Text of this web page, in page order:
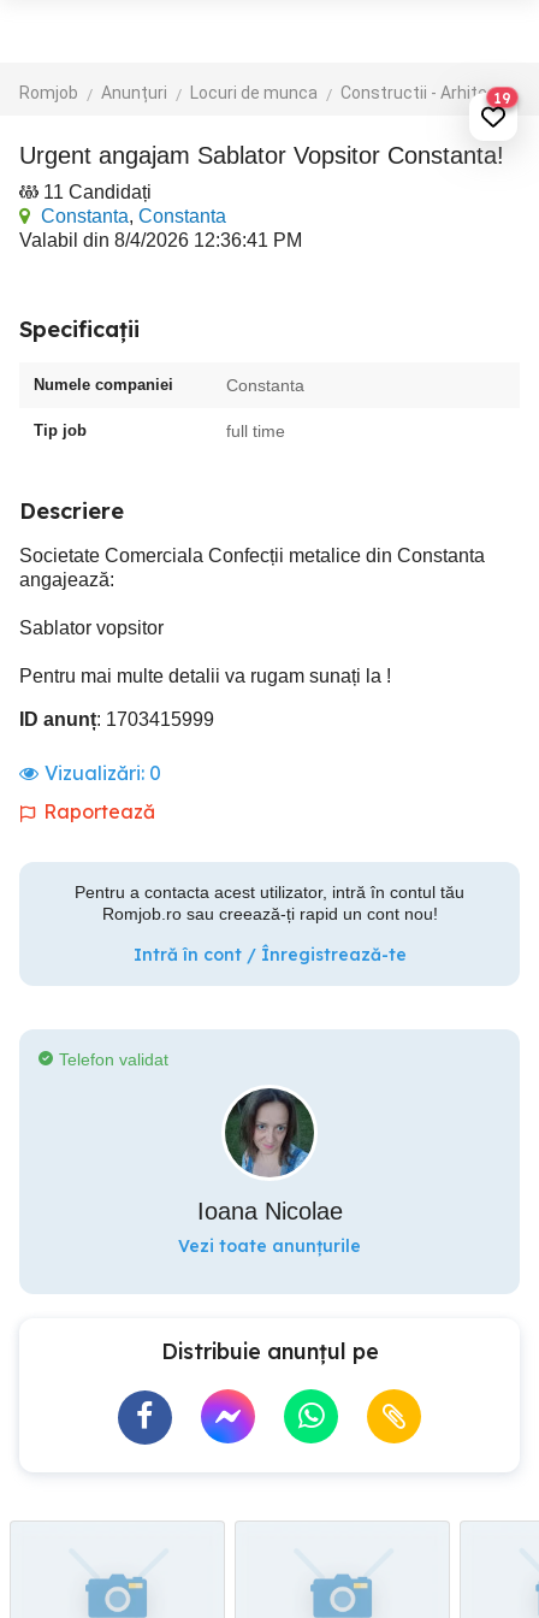
Romjob Anunțuri Locuri de munca Constructii - Arhitectura - Design19
Urgent angajam Sablator Vopsitor Constanta!
11 Candidați
Constanta, Constanta
Valabil din 8/4/2026 12:36:41 PM
Specificații
Numele companiei Constanta
Tip job full time
Descriere
Societate Comerciala Confecții metalice din Constanta
angajează:
Sablator vopsitor
Pentru mai multe detalii va rugam sunați la !
ID anunț: 1703415999
Vizualizări: 0
Raportează
Pentru a contacta acest utilizator, intră în contul tău
Romjob.ro sau creează-ți rapid un cont nou!
Intră în cont / Înregistrează-te
Telefon validat
Ioana Nicolae
Vezi toate anunțurile
Distribuie anunțul pe